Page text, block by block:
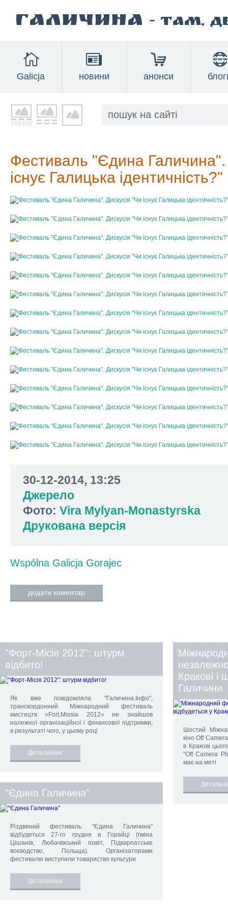
Галичина - там,
Galicja новини анонси
Фестиваль "Єдина Галичина".
існує Галицька ідентичність?"
30-12-2014, 13:25
Джерело
Фото: Vira Mylyan-Monastyrska
Друкована версія
Wspólna Galicja Gorajec
додати коментар
"Форт-Місія 2012": штурм
відбито!
Як вже повідомляла "Галичина.Інфо",
транскордонний Міжнародний фестиваль
мистецтв «Fort.Мissia 2012» не знайшов
належної організаційної і фінансової підтримки,
в результаті чого, у цьому році
Детальніше
Кракові і
Галичини
Шостий
кіно Off
в Кракові
"Off Camera
має на меті
"Єдина Галичина"
Різдвяний фестиваль "Єдина Галичина"
відбудеться 27-го грудня в Горайці (гміна
Цішанів, Любачівський повіт, Підкарпатське
воєводство, Польща). Організаторами
фестивалю виступили товариство культури
Детальніше